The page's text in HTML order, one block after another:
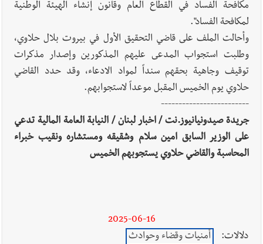
أخبار لبنان مواجهة مؤجّلة لنزاع طويل
العالم العربي
يبقى الشعب الفلسطيني يعيش كل هذا الألم؟ وإلى متى تستمر هذه
المعاناة التي تمزق القلوب والضمائر؟
أخبار العالم الرئيس الأميركي ترامب يحذّر إيران من ضربة قوية...
مكافحة الفساد في القطاع العام وقانون إنشاء الهيئة الوطنية
لمكافحة الفساد".
وأحالت الملف على قاضي التحقيق الأول في بيروت بلال حلاوي،
وطلبت استجواب المدعى عليهم المذكورين وإصدار مذكرات
توقيف وجاهية بحقهم سنداً لمواد الادعاء، وقد حدد القاضي
حلاوي يوم الخميس المقبل موعداً لاستجوابهم.
-------------------------
جريدة صيدونيانيوز.نت / اخبار لبنان / النيابة العامة المالية تدعي
على الوزير السابق امين سلام وشقيقه ومستشاره ونقيب خبراء
المحاسبة والقاضي حلاوي يستجوبهم الخميس
2025-06-16
دلالات:
أمنيات وقضاء وحوادث